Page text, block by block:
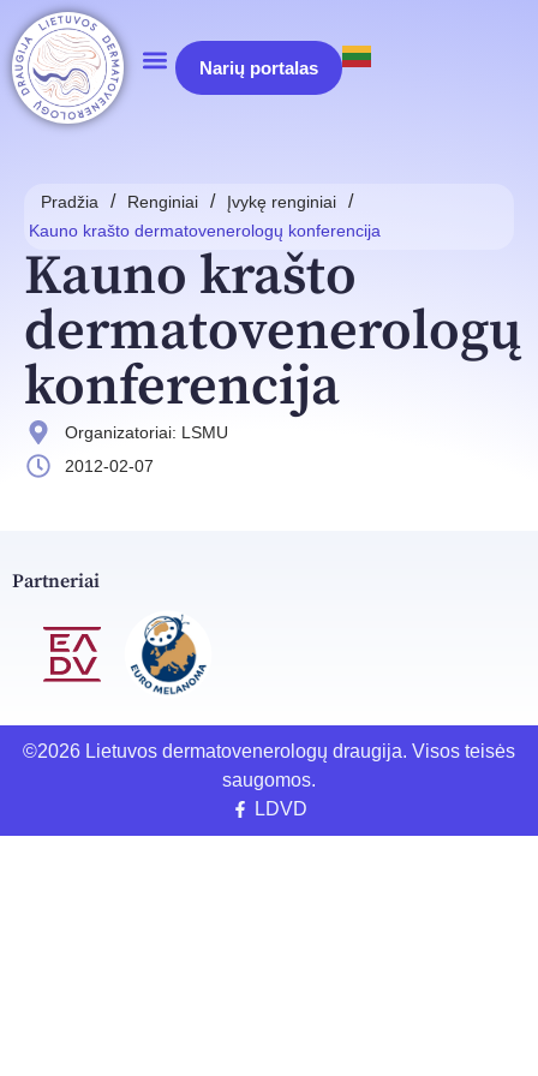
Narių portalas
Pradžia / Renginiai / Įvykę renginiai /
Kauno krašto dermatovenerologų konferencija
Kauno krašto
dermatovenerologų
konferencija
Organizatoriai: LSMU
2012-02-07
Partneriai
©2026 Lietuvos dermatovenerologų draugija. Visos teisės
saugomos.
LDVD